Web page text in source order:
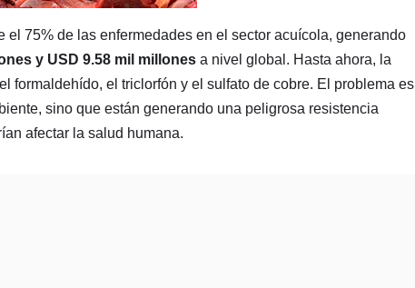
75% de las enfermedades en el sector acuícola, generando
y USD 9.58 mil millones a nivel global. Hasta ahora, la
formaldehído, el triclorfón y el sulfato de cobre. El problema es
sino que están generando una peligrosa resistencia
afectar la salud humana.